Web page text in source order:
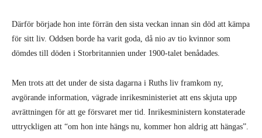
Därför började hon inte förrän den sista veckan innan sin död att kämpa
för sitt liv. Oddsen borde ha varit goda, då nio av tio kvinnor som
dömdes till döden i Storbritannien under 1900-talet benådades.
Men trots att det under de sista dagarna i Ruths liv framkom ny,
avgörande information, vägrade inrikesministeriet att ens skjuta upp
avrättningen för att ge försvaret mer tid. Inrikesministern konstaterade
uttryckligen att “om hon inte hängs nu, kommer hon aldrig att hängas”.